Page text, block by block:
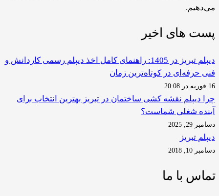
می‌دهیم.
پست های اخیر
دیپلم تبریز در 1405: راهنمای کامل اخذ دیپلم رسمی کاردانش و
فنی حرفه‌ای در کوتاه‌ترین زمان
16 فوریه در 20:08
چرا دیپلم نقشه کشی ساختمان در تبریز بهترین انتخاب برای
آینده شغلی شماست؟
دسامبر 29, 2025
دیپلم تبریز
دسامبر 10, 2018
تماس با ما